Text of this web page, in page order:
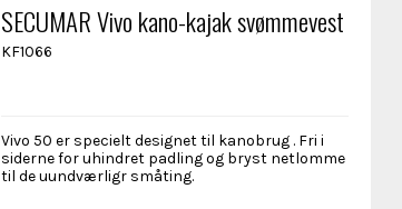
SECUMAR Vivo kano-kajak svømmevest
KF1066
Vivo 50 er specielt designet til kanobrug . Fri i
siderne for uhindret padling og bryst netlomme
til de uundværligr småting.